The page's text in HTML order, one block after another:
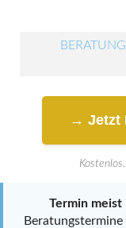
→ Jetzt
Termin